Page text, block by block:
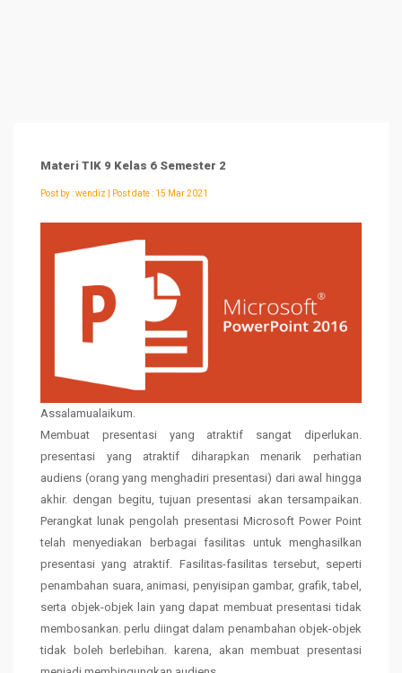
Materi TIK 9 Kelas 6 Semester 2
Post by :wendiz | Post date : 15 Mar 2021
Assalamualaikum.
Membuat presentasi yang atraktif sangat diperlukan.
presentasi yang atraktif diharapkan menarik perhatian
audiens (orang yang menghadiri presentasi) dari awal hingga
akhir. dengan begitu, tujuan presentasi akan tersampaikan.
Perangkat lunak pengolah presentasi Microsoft Power Point
telah menyediakan berbagai fasilitas untuk menghasilkan
presentasi yang atraktif. Fasilitas-fasilitas tersebut, seperti
penambahan suara, animasi, penyisipan gambar, grafik, tabel,
serta objek-objek lain yang dapat membuat presentasi tidak
membosankan. perlu diingat dalam penambahan objek-objek
tidak boleh berlebihan. karena, akan membuat presentasi